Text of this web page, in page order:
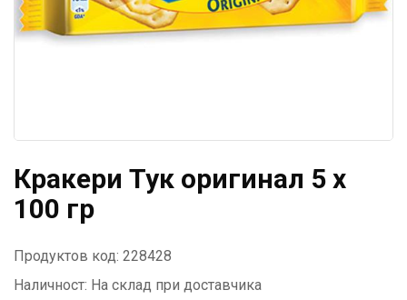
Кракери Тук оригинал 5 x
100 гр
Продуктов код: 228428
Наличност: На склад при доставчика